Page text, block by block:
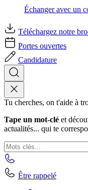
Échanger avec un
Téléchargez notre
Portes ouvertes
Candidature
Tu cherches, on t'aide à
Tape un mot-clé et
actualités... qui te
Être rappelé